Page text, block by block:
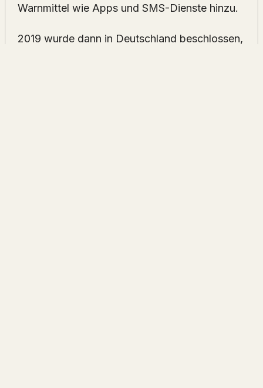
Warnmittel wie Apps und SMS-Dienste hinzu.
2019 wurde dann in Deutschland beschlossen,